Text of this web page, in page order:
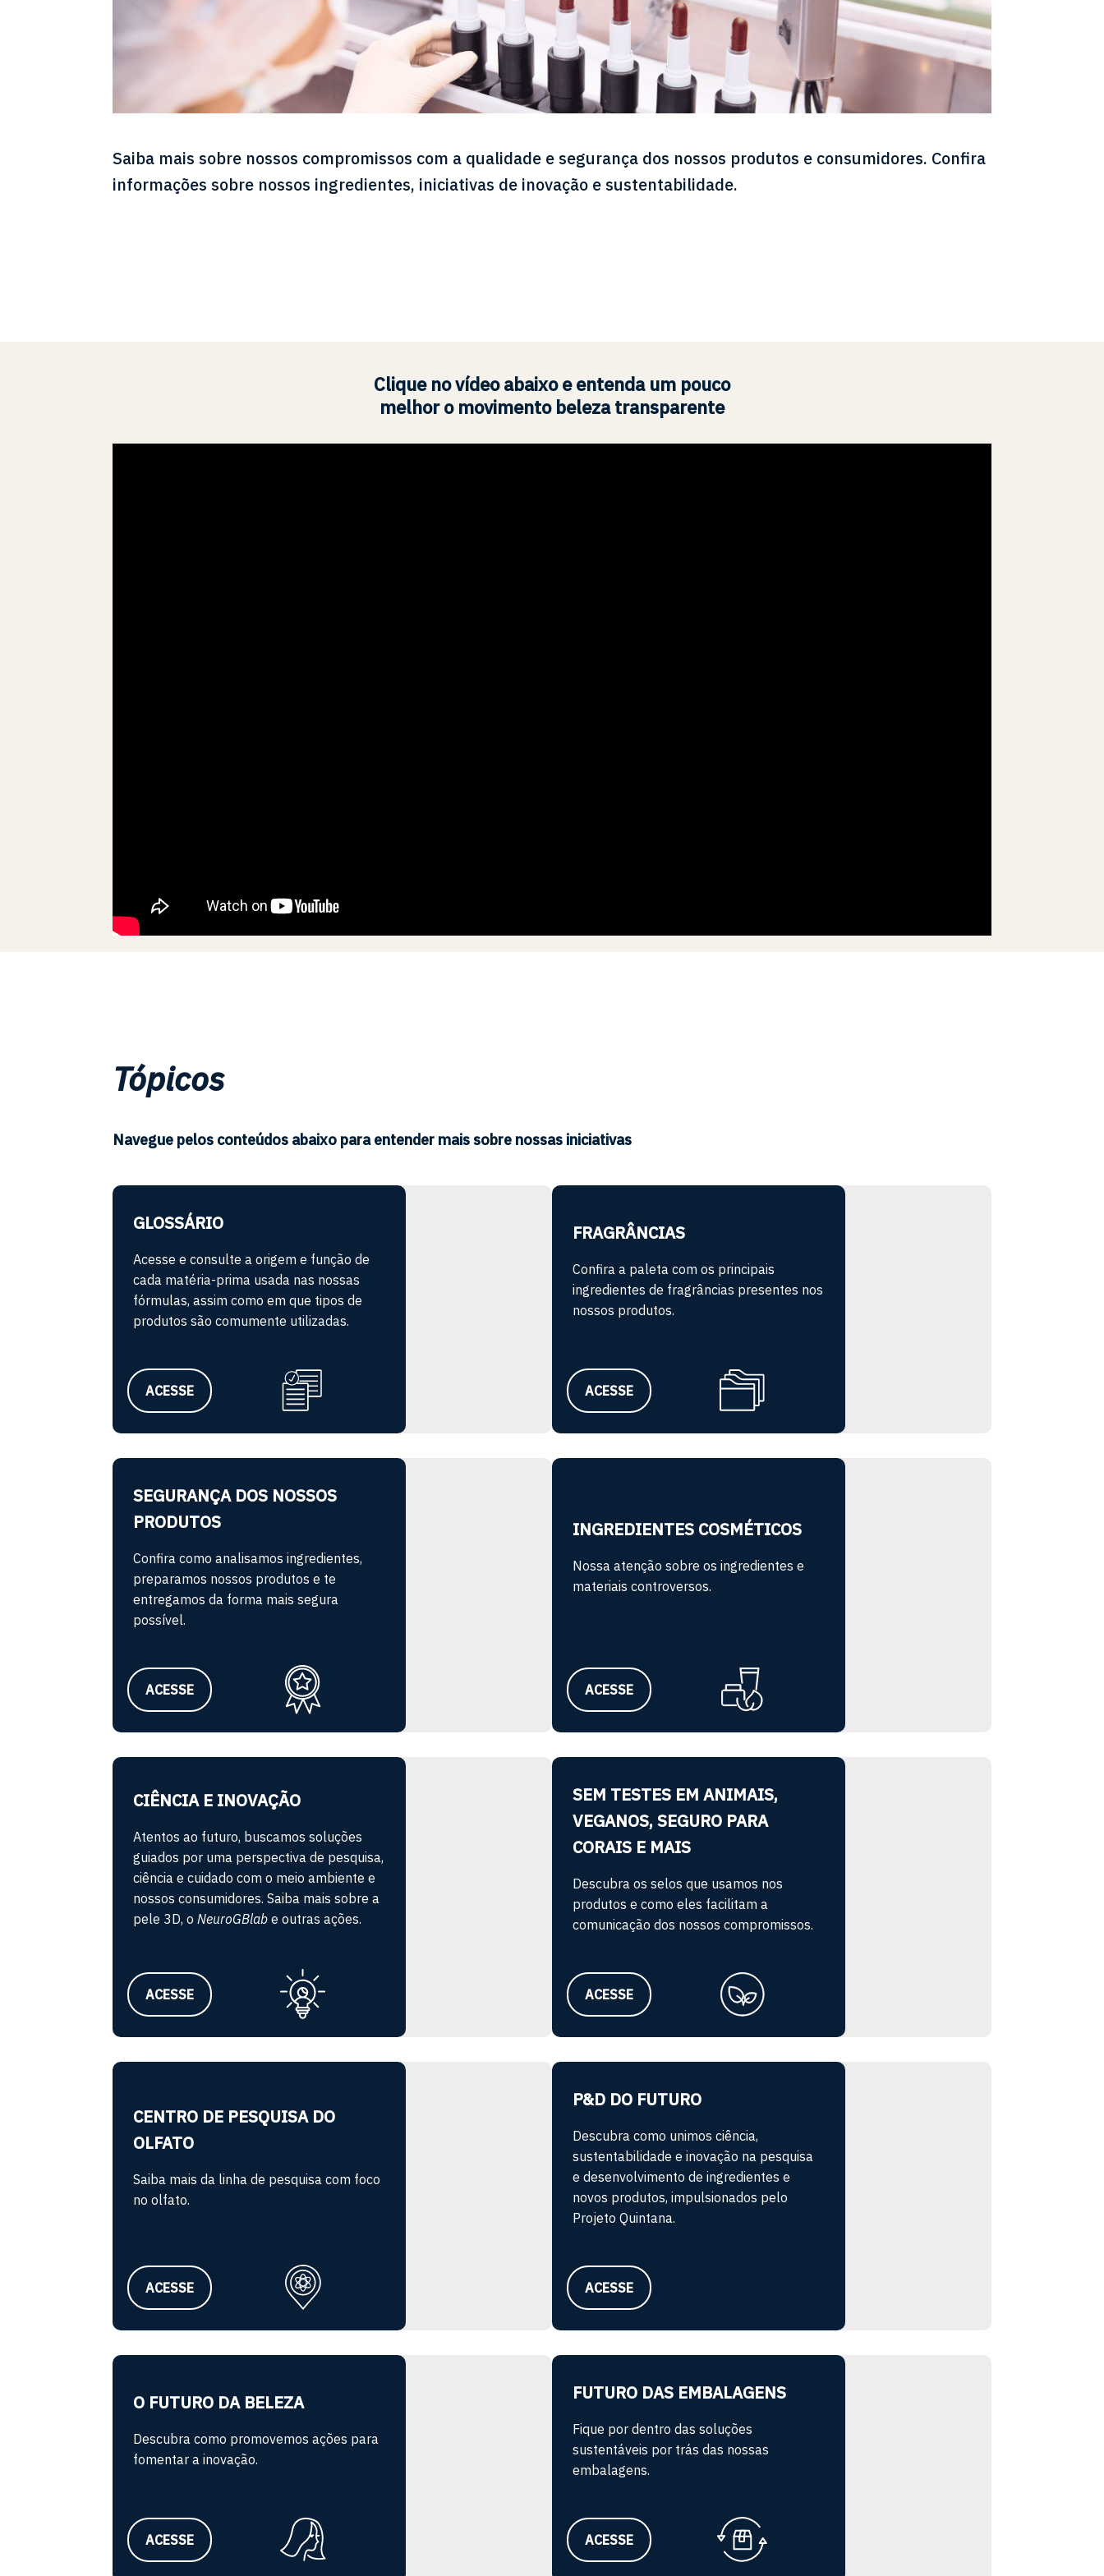
Saiba mais sobre nossos compromissos com a qualidade e segurança dos nossos produtos e consumidores. Confira
informações sobre nossos ingredientes, iniciativas de inovação e sustentabilidade.
Clique no vídeo abaixo e entenda um pouco
melhor o movimento beleza transparente
Tópicos
Navegue pelos conteúdos abaixo para entender mais sobre nossas iniciativas
GLOSSÁRIO
Acesse e consulte a origem e função de
cada matéria-prima usada nas nossas
fórmulas, assim como em que tipos de
produtos são comumente utilizadas.
ACESSE
FRAGRÂNCIAS
Confira a paleta com os principais
ingredientes de fragrâncias presentes nos
nossos produtos.
ACESSE
SEGURANÇA DOS NOSSOS
PRODUTOS
Confira como analisamos ingredientes,
preparamos nossos produtos e te
entregamos da forma mais segura
possível.
ACESSE
INGREDIENTES COSMÉTICOS
Nossa atenção sobre os ingredientes e
materiais controversos.
ACESSE
CIÊNCIA E INOVAÇÃO
Atentos ao futuro, buscamos soluções
guiados por uma perspectiva de pesquisa,
ciência e cuidado com o meio ambiente e
nossos consumidores. Saiba mais sobre a
pele 3D, oNeuroGBlab e outras ações.
ACESSE
SEM TESTES EM ANIMAIS,
VEGANOS, SEGURO PARA
CORAIS E MAIS
Descubra os selos que usamos nos
produtos e como eles facilitam a
comunicação dos nossos compromissos.
ACESSE
CENTRO DE PESQUISA DO
OLFATO
Saiba mais da linha de pesquisa com foco
no olfato.
ACESSE
P&D DO FUTURO
Descubra como unimos ciência,
sustentabilidade e inovação na pesquisa
e desenvolvimento de ingredientes e
novos produtos, impulsionados pelo
Projeto Quintana.
ACESSE
O FUTURO DA BELEZA
Descubra como promovemos ações para
fomentar a inovação.
ACESSE
FUTURO DAS EMBALAGENS
Fique por dentro das soluções
sustentáveis por trás das nossas
embalagens.
ACESSE